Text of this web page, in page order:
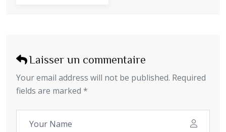
Laisser un commentaire
Your email address will not be published. Required
fields are marked *